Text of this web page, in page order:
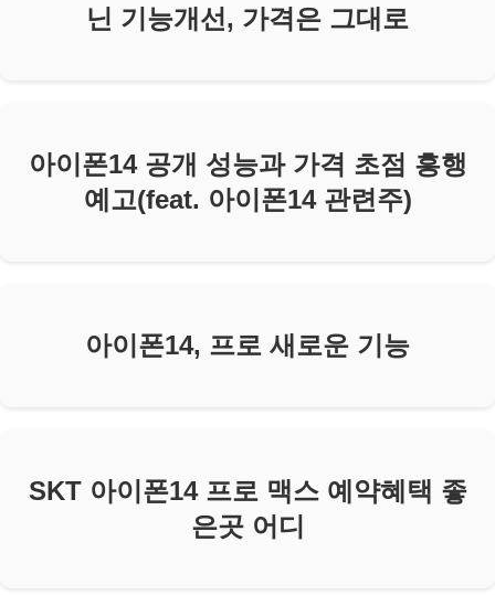
닌 기능개선, 가격은 그대로
아이폰14 공개 성능과 가격 초점 흥행
예고(feat. 아이폰14 관련주)
아이폰14, 프로 새로운 기능
SKT 아이폰14 프로 맥스 예약혜택 좋
은곳 어디